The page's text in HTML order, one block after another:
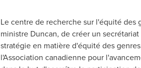
Le centre de recherche sur l'équité des
ministre Duncan, de créer un
stratégie en matière d'équité des
l'Association canadienne pour